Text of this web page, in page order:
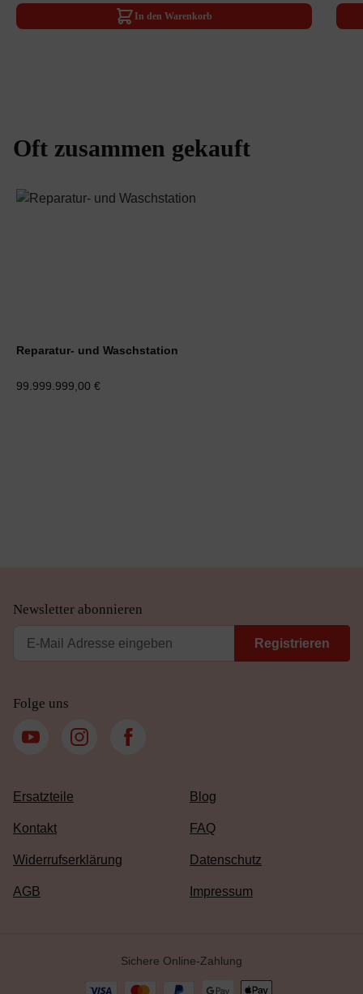
In den Warenkorb
Produktgalerie überspringen
Oft zusammen gekauft
Reparatur- und Waschstation
99.999.999,00 €
Newsletter abonnieren
Registrieren
Folge uns
Ersatzteile Blog
Kontakt FAQ
Widerrufserklärung Datenschutz
AGB Impressum
Sichere Online-Zahlung